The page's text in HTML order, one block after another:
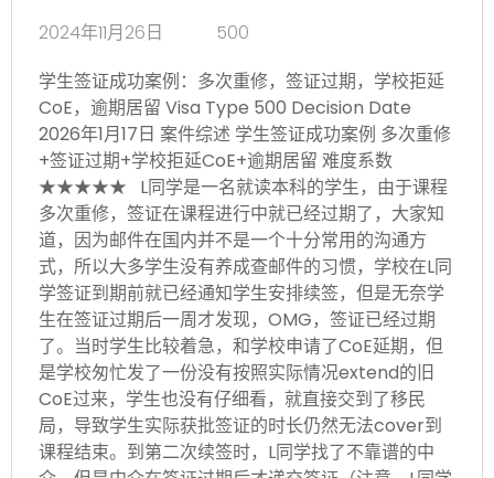
2024年11月26日
500
学生签证成功案例：多次重修，签证过期，学校拒延
CoE，逾期居留 Visa Type 500 Decision Date
2026年1月17日 案件综述 学生签证成功案例 多次重修
+签证过期+学校拒延CoE+逾期居留 难度系数
★★★★★ L同学是一名就读本科的学生，由于课程
多次重修，签证在课程进行中就已经过期了，大家知
道，因为邮件在国内并不是一个十分常用的沟通方
式，所以大多学生没有养成查邮件的习惯，学校在L同
学签证到期前就已经通知学生安排续签，但是无奈学
生在签证过期后一周才发现，OMG，签证已经过期
了。当时学生比较着急，和学校申请了CoE延期，但
是学校匆忙发了一份没有按照实际情况extend的旧
CoE过来，学生也没有仔细看，就直接交到了移民
局，导致学生实际获批签证的时长仍然无法cover到
课程结束。到第二次续签时，L同学找了不靠谱的中